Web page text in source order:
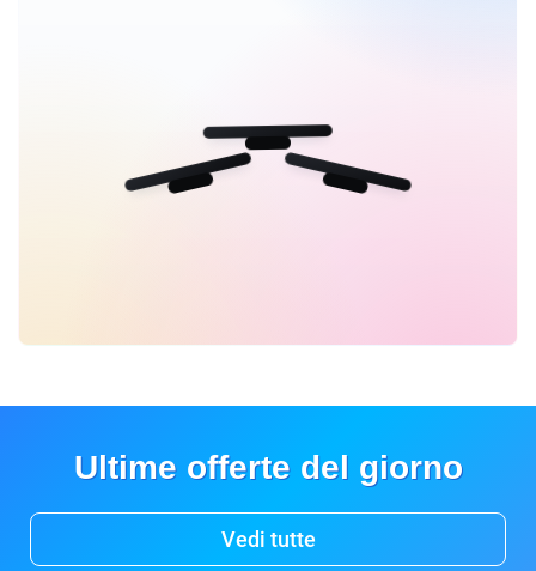
Ultime offerte del giorno
Vedi tutte